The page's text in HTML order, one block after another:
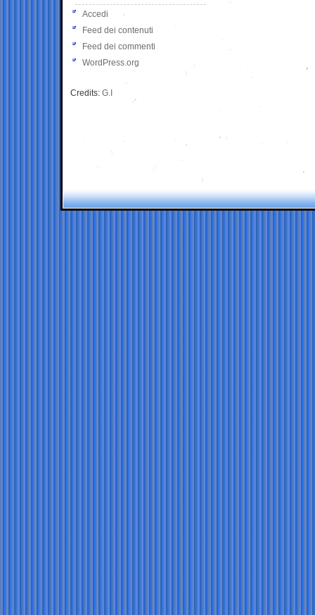
Accedi
Feed dei contenuti
Feed dei commenti
WordPress.org
Credits: G.I